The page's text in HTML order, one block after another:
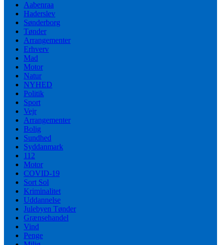
Aabenraa
Haderslev
Sønderborg
Tønder
Arrangementer
Erhverv
Mad
Motor
Natur
NYHED
Politik
Sport
Vejr
Arrangementer
Bolig
Sundhed
Syddanmark
112
Motor
COVID-19
Sort Sol
Kriminalitet
Uddannelse
Julebyen Tønder
Grænsehandel
Vind
Penge